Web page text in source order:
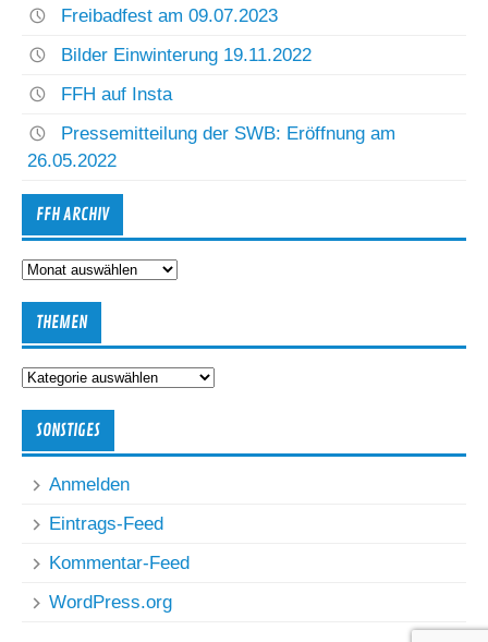
Freibadfest am 09.07.2023
Bilder Einwinterung 19.11.2022
FFH auf Insta
Pressemitteilung der SWB: Eröffnung am
26.05.2022
FFH ARCHIV
FFH
Archiv
THEMEN
Themen
SONSTIGES
Anmelden
Eintrags-Feed
Kommentar-Feed
WordPress.org